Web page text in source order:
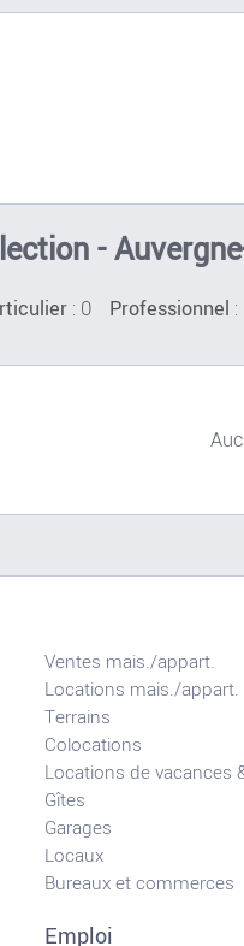
-
: 0 Professionnel :
Ventes mais./appart.
Locations mais./appart.
Terrains
Colocations
Locations de vacances
Gîtes
Garages
Locaux
Bureaux et commerces
Emploi